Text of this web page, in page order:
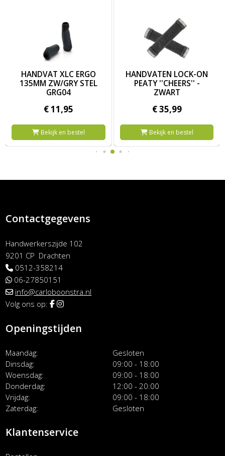
HANDVAT XLC ERGO
135MM ZW/GRY STEL
GRG04
€11,95
Bekijk en bestel
HANDVATEN LOCK-ON
PEATY ''CHEERS'' -
ZWART
€35,99
Bekijk en bestel
Contactgegevens
Handwerkerszijde 102
9201 CP Drachten
0512-358214
06-27850151
info@carloboonstra.nl
Volg ons op:
Openingstijden
Maandag
Gesloten
Dinsdag
09:00 - 18:00
Woensdag
09:00 - 18:00
Donderdag
12:00 - 20:00
Vrijdag
09:00 - 18:00
Zaterdag
Gesloten
Klantenservice